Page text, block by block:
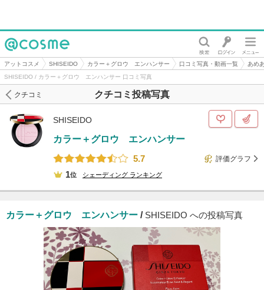
@cosme
アットコスメ SHISEIDO カラー＋グロウ エンハンサー 口コミ写真・動画一覧
あめ
SHISEIDO / カラー＋グロウ エンハンサー 口コミ写真
クチコミ投稿写真
クチコミ
SHISEIDO
カラー＋グロウ エンハンサー
5.7
評価グラフ
1位 シェーディング ランキング
カラー＋グロウ エンハンサー / SHISEIDO への投稿写真